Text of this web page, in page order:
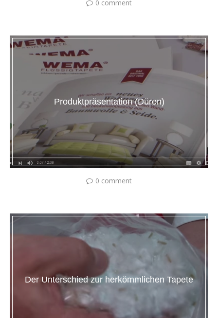
0 comment
Produktpräsentation (Düren)
0 comment
Der Unterschied zur herkömmlichen Tapete